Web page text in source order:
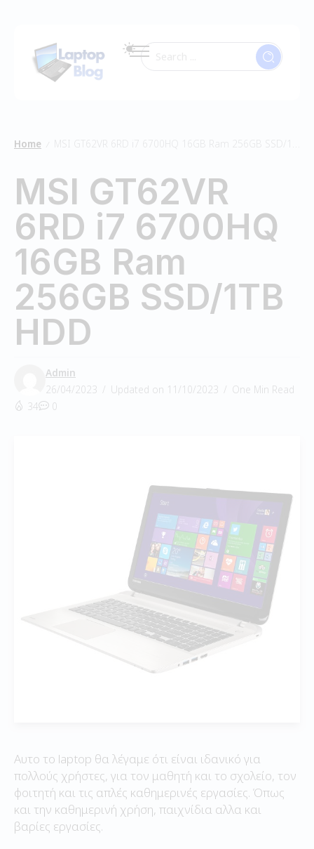
Home MSI GT62VR 6RD i7 6700HQ 16GB Ram 256GB SSD/1TB HDD
MSI GT62VR
6RD i7 6700HQ
16GB Ram
256GB SSD/1TB
HDD
Admin
26/04/2023
Updated on 11/10/2023
One Min Read
34
0
Αυτο το laptop θα λέγαμε ότι είναι ιδανικό για
πολλούς χρήστες, για τον μαθητή και το σχολείο, τον
φοιτητή και τις απλές καθημερινές εργασίες. Όπως
και την καθημερινή χρήση, παιχνίδια αλλα και
βαρίες εργασίες.